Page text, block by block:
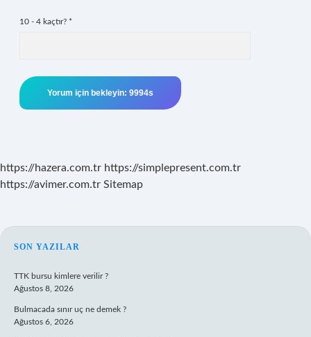
10 - 4 kaçtır? *
https://hazera.com.tr https://simplepresent.com.tr
https://avimer.com.tr Sitemap
SIDEBAR
SON YAZILAR
TTK bursu kimlere verilir ?
Ağustos 8, 2026
Bulmacada sınır uç ne demek ?
Ağustos 6, 2026